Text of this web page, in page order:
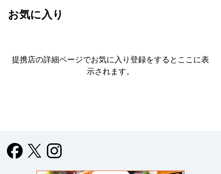
お気に入り
提携店の詳細ページでお気に入り登録をすると ここに表
示されます。